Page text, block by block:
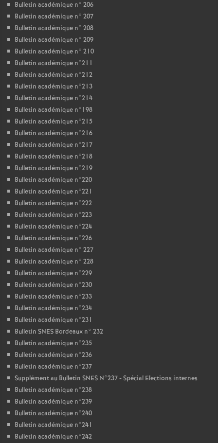
Bulletin académique n° 206
Bulletin académique n° 207
Bulletin académique n° 208
Bulletin académique n° 209
Bulletin académique n° 210
Bulletin académique n°211
Bulletin académique n°212
Bulletin académique n°213
Bulletin académique n°214
Bulletin académique n°198
Bulletin académique n°215
Bulletin académique n°216
Bulletin académique n°217
Bulletin académique n°218
Bulletin académique n°219
Bulletin académique n°220
Bulletin académique n°221
Bulletin académique n°222
Bulletin académique n°223
Bulletin académique n°224
Bulletin académique n°226
Bulletin académique n° 227
Bulletin académique n° 228
Bulletin académique n°229
Bulletin académique n°230
Bulletin académique n°233
Bulletin académique n°234
Bulletin académique n°231
Bulletin SNES Bordeaux n° 232
Bulletin académique n°235
Bulletin académique n°236
Bulletin académique n°237
Supplément au Bulletin SNES N°237 - Spécial Elections internes
Bulletin académique n°238
Bulletin académique n°239
Bulletin académique n°240
Bulletin académique n°241
Bulletin académique n°242